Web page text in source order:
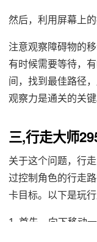
然后，利用屏幕上
注意观察障碍物的
有时候需要等待，
间，找到最佳路径
观察力是通关的关键
三,行走大师
关于这个问题，行
过控制角色的行走
卡目标。以下是玩
1. 首先，向下移动
一格，最后向右移